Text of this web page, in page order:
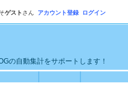
ゲスト さん アカウント登録 ログイン
の自動集計をサポートします！